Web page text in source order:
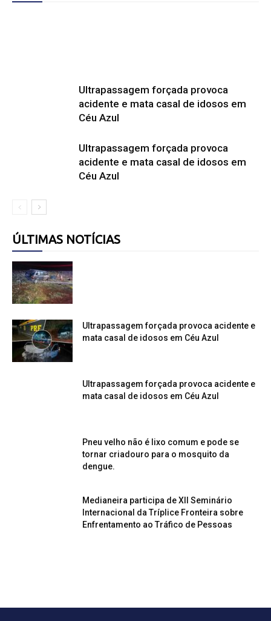
Ultrapassagem forçada provoca
acidente e mata casal de idosos em
Céu Azul
Ultrapassagem forçada provoca
acidente e mata casal de idosos em
Céu Azul
ÚLTIMAS NOTÍCIAS
Ultrapassagem forçada provoca acidente e
mata casal de idosos em Céu Azul
Ultrapassagem forçada provoca acidente e
mata casal de idosos em Céu Azul
Pneu velho não é lixo comum e pode se
tornar criadouro para o mosquito da
dengue.
Medianeira participa de XII Seminário
Internacional da Tríplice Fronteira sobre
Enfrentamento ao Tráfico de Pessoas